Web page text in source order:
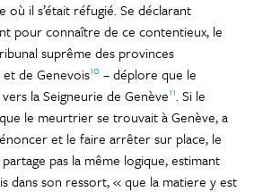
où il s’était réfugié. Se déclarant
pour connaître de ce contentieux, le
suprême des provinces
de Genevois10 – déplore que le
la Seigneurie de Genève11. Si le
le meurtrier se trouvait à Genève, a
et le faire arrêter sur place, le
pas la même logique, estimant
dans son ressort, « que la matiere y est